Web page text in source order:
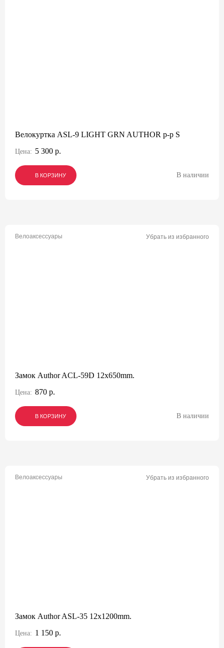
Велокуртка ASL-9 LIGHT GRN AUTHOR р-р S
Цена: 5 300 р.
В КОРЗИНУ
В КОРЗИНУ
В КОРЗИНУ В наличии
Велоаксессуары Убрать из избранного
Замок Author ACL-59D 12x650mm.
Цена: 870 р.
В КОРЗИНУ
В КОРЗИНУ
В КОРЗИНУ В наличии
Велоаксессуары Убрать из избранного
Замок Author ASL-35 12x1200mm.
Цена: 1 150 р.